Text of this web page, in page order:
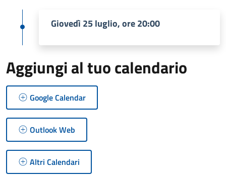
Giovedì 25 luglio, ore 20:00
Aggiungi al tuo calendario
Google Calendar
Outlook Web
Altri Calendari